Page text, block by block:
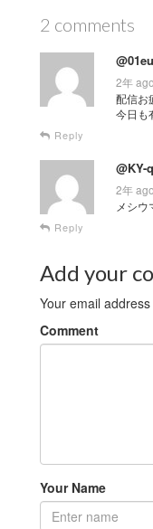
2 comments
2年 ago
配信お
今日も
Reply
@KY-
2年 ago
メシウ
Reply
Add your
Your email
Comment
Your Name